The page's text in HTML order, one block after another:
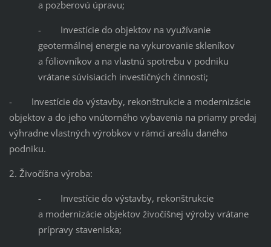
a pozberovú úpravu;
- Investície do objektov na využívanie
geotermálnej energie na vykurovanie skleníkov
a fóliovníkov a na vlastnú spotrebu v podniku
vrátane súvisiacich investičných činnosti;
- Investície do výstavby, rekonštrukcie a modernizácie
objektov a do jeho vnútorného vybavenia na priamy predaj
výhradne vlastných výrobkov v rámci areálu daného
podniku.
2. Živočíšna výroba:
- Investície do výstavby, rekonštrukcie
a modernizácie objektov živočíšnej výroby vrátane
prípravy staveniska;